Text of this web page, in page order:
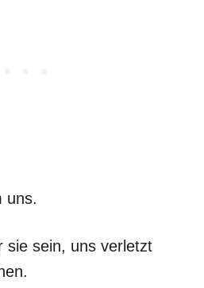
uns.
sie sein, uns verletzt